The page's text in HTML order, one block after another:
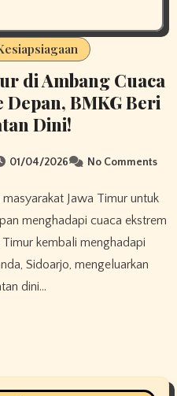
di Ambang Cuaca
BMKG Beri
Dini!
01/04/2026 No Comments
menghadapi cuaca ekstrem
kembali menghadapi
Sidoarjo, mengeluarkan
dini…